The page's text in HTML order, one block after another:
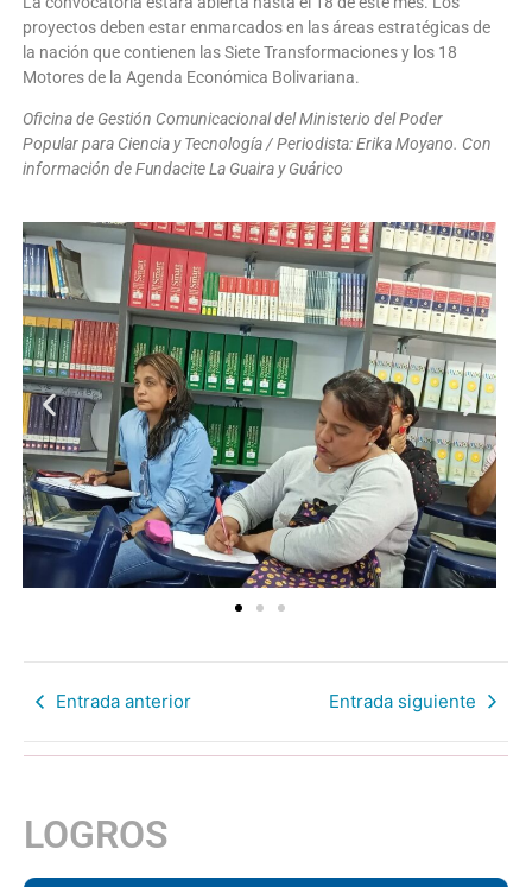
proyectos deben estar enmarcados en las áreas estratégicas de
la nación que contienen las Siete Transformaciones y los 18
Motores de la Agenda Económica Bolivariana.
Oficina de Gestión Comunicacional del Ministerio del Poder
Popular para Ciencia y Tecnología / Periodista: Erika Moyano. Con
información de Fundacite La Guaira y Guárico
Entrada anterior Entrada siguiente
LOGROS